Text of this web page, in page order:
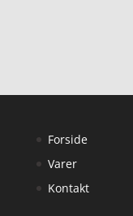
Forside
Varer
Kontakt